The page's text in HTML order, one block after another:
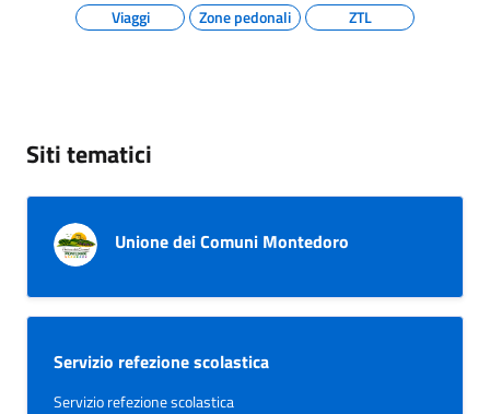
Viaggi
Zone pedonali ZTL
Siti tematici
Unione dei Comuni Montedoro
Servizio refezione scolastica
Servizio refezione scolastica